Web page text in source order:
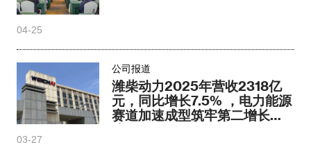
04-25
公司报道
潍柴动力2025年营收2318亿
元，同比增长7.5% ，电力能源
赛道加速成型筑牢第二增长曲
03-27